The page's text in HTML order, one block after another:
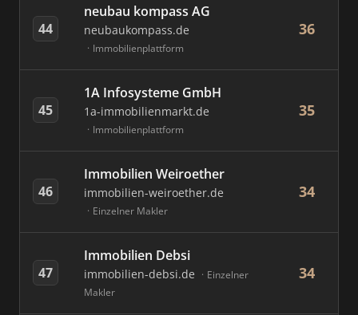
44
neubau kompass AG
neubaukompass.de
Immobilienplattform
36
45
1A Infosysteme GmbH
1a-immobilienmarkt.de
Immobilienplattform
35
46
Immobilien Weiroether
immobilien-weiroether.de
Einzelner Makler
34
47
Immobilien Debsi
immobilien-debsi.de
Einzelner
Makler
34